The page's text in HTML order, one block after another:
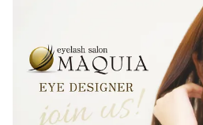
MAQUIA 札幌駅前店 西１１丁目駅 徒歩
MAQUIA 博多駅前店 博多駅 徒歩7分
続きを見
キャリアアップのチャンスがあります
「新メニューを取り入れたい」
「使用する商材や研修の内容を新しく
など、スタッフの意見も積極的に取
あなたの「やりたい」をどんどん聞
◆ポイント１：業界では珍しい専用の
ます！
電話対応と予約対応を代わりに行っ
れてしまったり、時間が押してしま
ん！！